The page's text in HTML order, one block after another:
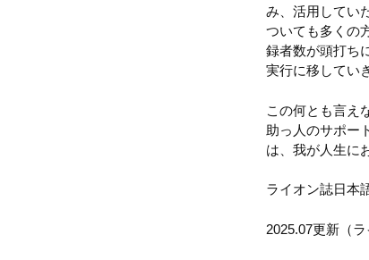
み、活用してい
ついても多くの
録者数が頭打ち
実行に移してい
この何とも言え
助っ人のサポー
は、我が人生に
ライオン誌日本
2025.07更新（